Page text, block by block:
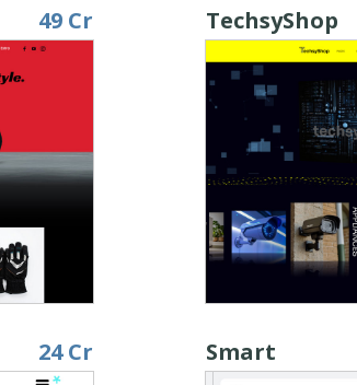
49 Cr TechsyShop
24 Cr Smart